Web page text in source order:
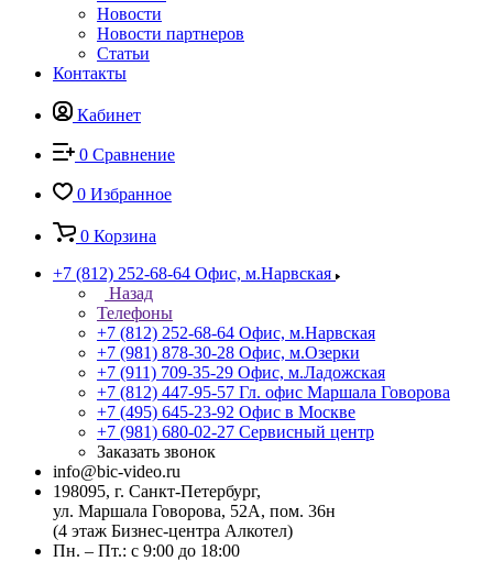
Новости
Новости партнеров
Статьи
Контакты
Кабинет
0 Сравнение
0 Избранное
0 Корзина
+7 (812) 252-68-64 Офис, м.Нарвская
Назад
Телефоны
+7 (812) 252-68-64 Офис, м.Нарвская
+7 (981) 878-30-28 Офис, м.Озерки
+7 (911) 709-35-29 Офис, м.Ладожская
+7 (812) 447-95-57 Гл. офис Маршала Говорова
+7 (495) 645-23-92 Офис в Москве
+7 (981) 680-02-27 Сервисный центр
Заказать звонок
info@bic-video.ru
198095, г. Санкт-Петербург,
ул. Маршала Говорова, 52А, пом. 36н
(4 этаж Бизнес-центра Алкотел)
Пн. – Пт.: с 9:00 до 18:00